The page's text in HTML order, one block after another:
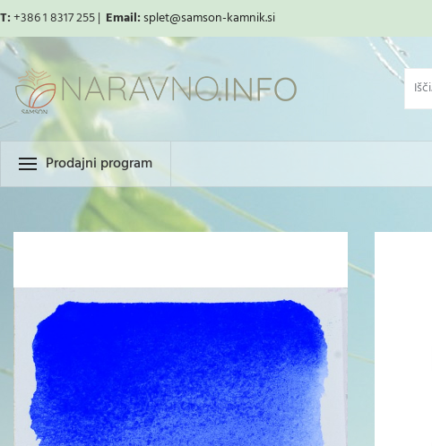
T:+386 1 8317 255 | Email:splet@samson-kamnik.si
Prodajni program